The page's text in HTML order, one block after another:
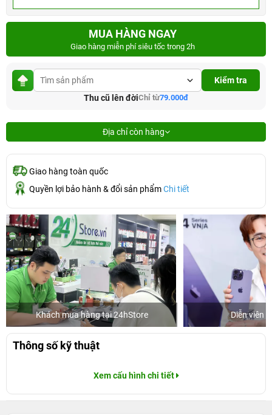
MUA HÀNG NGAY
Giao hàng miễn phí siêu tốc trong 2h
Kiểm tra
Thu cũ lên đờiChỉ từ79.000đ
Địa chỉ còn hàng
Giao hàng toàn quốc
Quyền lợi bảo hành & đổi sản phẩmChi tiết
Khách mua hàng tại 24hStore Diễn viên
Thông số kỹ thuật
Xem cấu hình chi tiết